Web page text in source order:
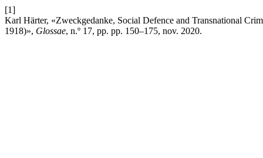
[1]
Karl Härter, «Zweckgedanke, Social Defence and Transnational
1918)», Glossae, n.º 17, pp. pp. 150–175, nov. 2020.